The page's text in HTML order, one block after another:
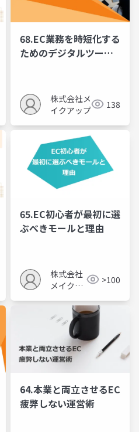
68.EC業務を時短化する
ためのデジタルツール
株式会社メ
イクアップ
138
65.EC初心者が最初に選
ぶべきモールと理由
株式会社
メイクア
>100
64.本業と両立させるEC
疲弊しない運営術